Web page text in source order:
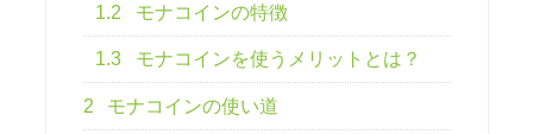
1.2 モナコインの特徴
1.3 モナコインを使うメリットとは？
2 モナコインの使い道